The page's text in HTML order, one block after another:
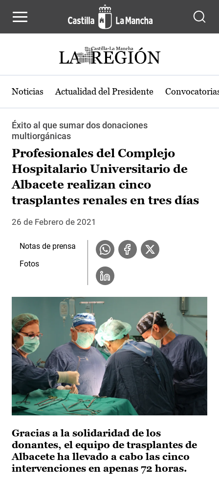
Noticias Actualidad del Presidente
Éxito al que sumar dos donaciones
multiorgánicas
Profesionales del Complejo
Hospitalario Universitario de
Albacete realizan cinco
trasplantes renales en tres días
26 de Febrero de 2021
Gracias a la solidaridad de los
donantes, el equipo de trasplantes de
Albacete ha llevado a cabo las cinco
intervenciones en apenas 72 horas.
Notas de prensa
Fotos